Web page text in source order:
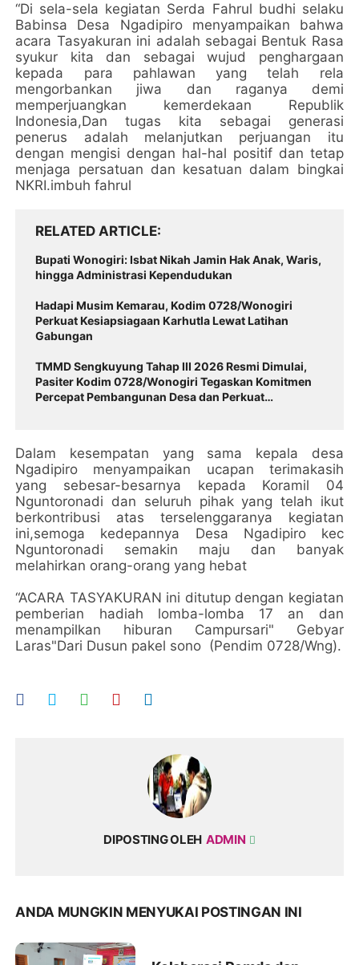
“Di sela-sela kegiatan Serda Fahrul budhi selaku
Babinsa Desa Ngadipiro menyampaikan bahwa
acara Tasyakuran ini adalah sebagai Bentuk Rasa
syukur kita dan sebagai wujud penghargaan
kepada para pahlawan yang telah rela
mengorbankan jiwa dan raganya demi
memperjuangkan kemerdekaan Republik
Indonesia,Dan tugas kita sebagai generasi
penerus adalah melanjutkan perjuangan itu
dengan mengisi dengan hal-hal positif dan tetap
menjaga persatuan dan kesatuan dalam bingkai
NKRI.imbuh fahrul
RELATED ARTICLE
Bupati Wonogiri: Isbat Nikah Jamin Hak Anak, Waris,
hingga Administrasi Kependudukan
Hadapi Musim Kemarau, Kodim 0728/Wonogiri
Perkuat Kesiapsiagaan Karhutla Lewat Latihan
Gabungan
TMMD Sengkuyung Tahap III 2026 Resmi Dimulai,
Pasiter Kodim 0728/Wonogiri Tegaskan Komitmen
Percepat Pembangunan Desa dan Perkuat
Dalam kesempatan yang sama kepala desa
Ngadipiro menyampaikan ucapan terimakasih
yang sebesar-besarnya kepada Koramil 04
Nguntoronadi dan seluruh pihak yang telah ikut
berkontribusi atas terselenggaranya kegiatan
ini,semoga kedepannya Desa Ngadipiro kec
Nguntoronadi semakin maju dan banyak
melahirkan orang-orang yang hebat
“ACARA TASYAKURAN ini ditutup dengan kegiatan
pemberian hadiah lomba-lomba 17 an dan
menampilkan hiburan Campursari" Gebyar
Laras"Dari Dusun pakel sono (Pendim 0728/Wng).
DIPOSTING OLEH ADMIN
ANDA MUNGKIN MENYUKAI POSTINGAN INI